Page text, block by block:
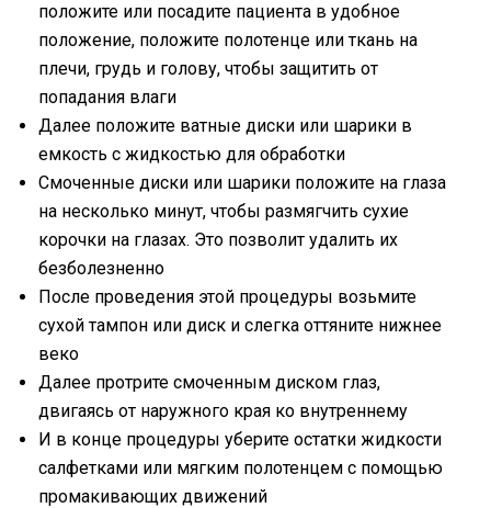
положите или посадите пациента в удобное
положение, положите полотенце или ткань на
плечи, грудь и голову, чтобы защитить от
попадания влаги
Далее положите ватные диски или шарики в
емкость с жидкостью для обработки
Смоченные диски или шарики положите на глаза
на несколько минут, чтобы размягчить сухие
корочки на глазах. Это позволит удалить их
безболезненно
После проведения этой процедуры возьмите
сухой тампон или диск и слегка оттяните нижнее
веко
Далее протрите смоченным диском глаз,
двигаясь от наружного края ко внутреннему
И в конце процедуры уберите остатки жидкости
салфетками или мягким полотенцем с помощью
промакивающих движений